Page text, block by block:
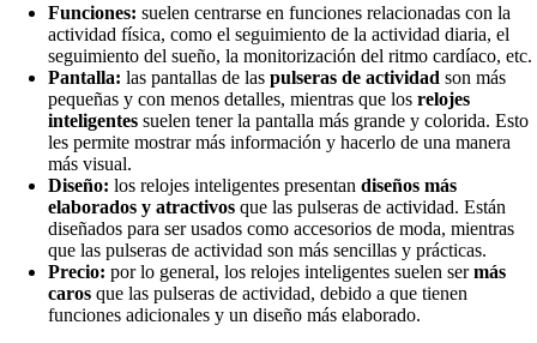
Funciones: suelen centrarse en funciones relacionadas con la
actividad física, como el seguimiento de la actividad diaria, el
seguimiento del sueño, la monitorización del ritmo cardíaco, etc.
Pantalla: las pantallas de las pulseras de actividad son más
pequeñas y con menos detalles, mientras que los relojes
inteligentes suelen tener la pantalla más grande y colorida. Esto
les permite mostrar más información y hacerlo de una manera
más visual.
Diseño: los relojes inteligentes presentan diseños más
elaborados y atractivos que las pulseras de actividad. Están
diseñados para ser usados como accesorios de moda, mientras
que las pulseras de actividad son más sencillas y prácticas.
Precio: por lo general, los relojes inteligentes suelen sermás
caros que las pulseras de actividad, debido a que tienen
funciones adicionales y un diseño más elaborado.